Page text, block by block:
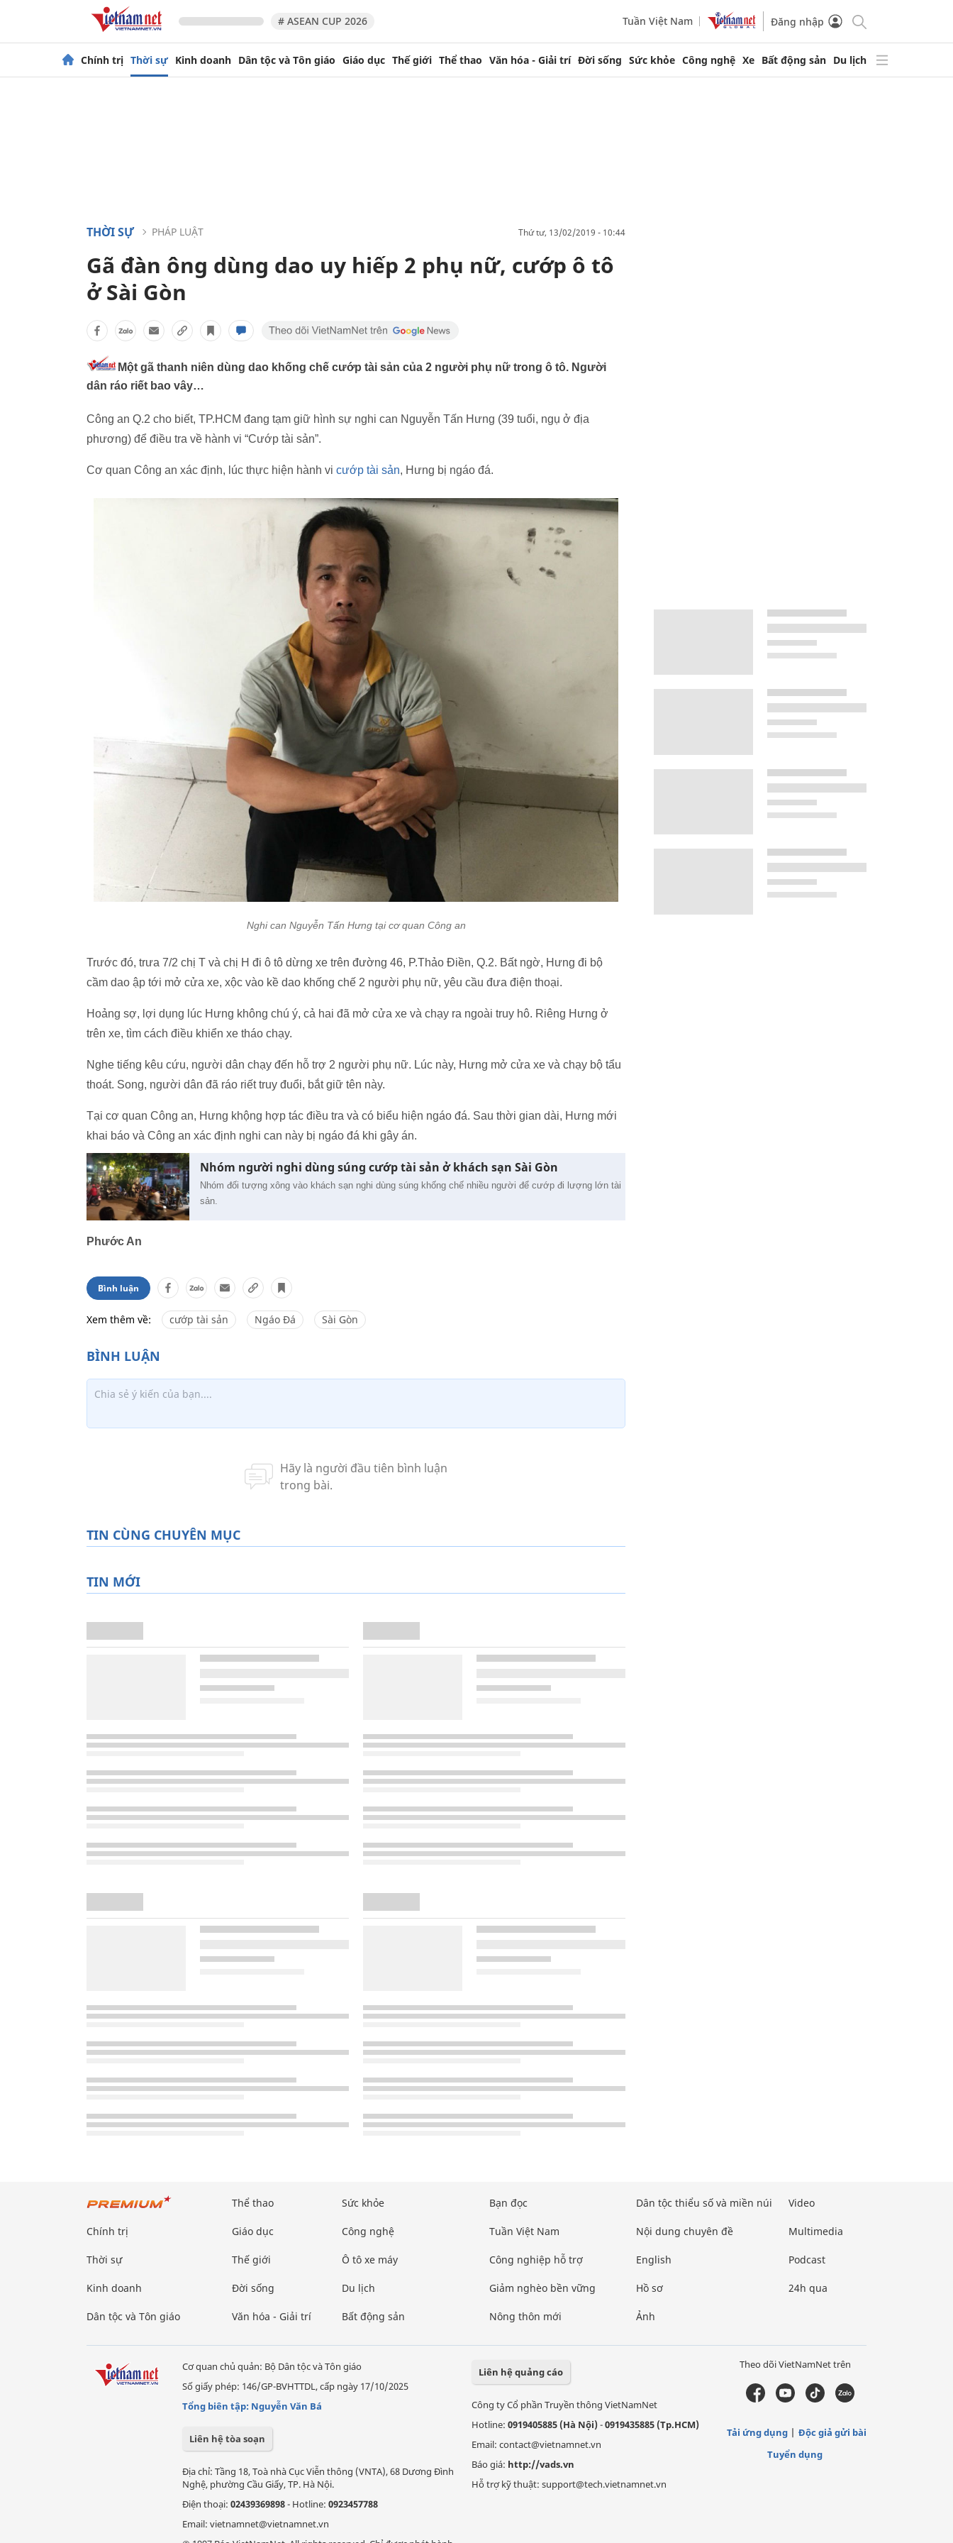
# ASEAN CUP 2026 Tuần Việt Nam Đăng nhập
Chính trị Thời sự Kinh doanh Dân tộc và Tôn giáo Giáo dục Thế giới Thể thao Văn hóa - Giải trí Đời sống Sức khỏe Công nghệ Xe Bất động sản Du lịch
THỜI SỰ PHÁP LUẬT thứ tư, 13/02/2019 - 10:44
Gã đàn ông dùng dao uy hiếp 2 phụ nữ, cướp ô tô
ở Sài Gòn
Một gã thanh niên dùng dao khống chế cướp tài sản của 2 người phụ nữ trong ô tô. Người
dân ráo riết bao vây…
Công an Q.2 cho biết, TP.HCM đang tạm giữ hình sự nghi can Nguyễn Tấn Hưng (39 tuổi, ngụ ở địa
phương) để điều tra về hành vi “Cướp tài sản”.
Cơ quan Công an xác định, lúc thực hiện hành vi cướp tài sản, Hưng bị ngáo đá.
Nghi can Nguyễn Tấn Hưng tại cơ quan Công an
Trước đó, trưa 7/2 chị T và chị H đi ô tô dừng xe trên đường 46, P.Thảo Điền, Q.2. Bất ngờ, Hưng đi bộ
cầm dao ập tới mở cửa xe, xộc vào kề dao khống chế 2 người phụ nữ, yêu cầu đưa điện thoại.
Hoảng sợ, lợi dụng lúc Hưng không chú ý, cả hai đã mở cửa xe và chạy ra ngoài truy hô. Riêng Hưng ở
trên xe, tìm cách điều khiển xe tháo chạy.
Nghe tiếng kêu cứu, người dân chạy đến hỗ trợ 2 người phụ nữ. Lúc này, Hưng mở cửa xe và chạy bộ tẩu
thoát. Song, người dân đã ráo riết truy đuổi, bắt giữ tên này.
Tại cơ quan Công an, Hưng khộng hợp tác điều tra và có biểu hiện ngáo đá. Sau thời gian dài, Hưng mới
khai báo và Công an xác định nghi can này bị ngáo đá khi gây án.
Nhóm người nghi dùng súng cướp tài sản ở khách sạn Sài Gòn
Nhóm đối tượng xông vào khách sạn nghi dùng súng khống chế nhiều người để cướp đi lượng lớn tài
sản.
Phước An
Bình luận
Xem thêm về: cướp tài sản Ngáo Đá Sài Gòn
TIN CÙNG CHUYÊN MỤC
TIN MỚI
Chính trị
Thời sự
Kinh doanh
Dân tộc và Tôn giáo
Thể thao
Giáo dục
Thế giới
Đời sống
Văn hóa - Giải trí
Sức khỏe
Công nghệ
Ô tô xe máy
Du lịch
Bất động sản
Bạn đọc
Tuần Việt Nam
Công nghiệp hỗ trợ
Giảm nghèo bền vững
Nông thôn mới
Dân tộc thiểu số và miền núi
Nội dung chuyên đề
English
Hồ sơ
Ảnh
Video
Multimedia
Podcast
24h qua
Cơ quan chủ quản: Bộ Dân tộc và Tôn giáo
Số giấy phép: 146/GP-BVHTTDL, cấp ngày 17/10/2025
Tổng biên tập: Nguyễn Văn Bá
Liên hệ tòa soạn
Địa chỉ: Tầng 18, Toà nhà Cục Viễn thông (VNTA), 68 Dương Đình
Nghệ, phường Cầu Giấy, TP. Hà Nội.
Điện thoại: 02439369898- Hotline: 0923457788
Email: vietnamnet@vietnamnet.vn
Liên hệ quảng cáo
Công ty Cổ phần Truyền thông VietNamNet
Hotline: 0919405885 (Hà Nội)-0919435885 (Tp.HCM)
Email: contact@vietnamnet.vn
Báo giá: http://vads.vn
Hỗ trợ kỹ thuật: support@tech.vietnamnet.vn
Theo dõi VietNamNet trên
Tải ứng dụng
Độc giả gửi bài
Tuyển dụng